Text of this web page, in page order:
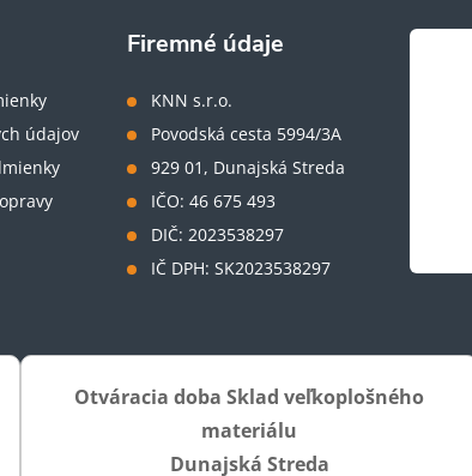
údajov
Firemné údaje
KNN s.r.o.
Povodská cesta 5994/3A
929 01, Dunajská Streda
IČO: 46 675 493
DIČ: 2023538297
IČ DPH: SK2023538297
Otváracia doba Sklad veľkoplošného
materiálu
Dunajská Streda